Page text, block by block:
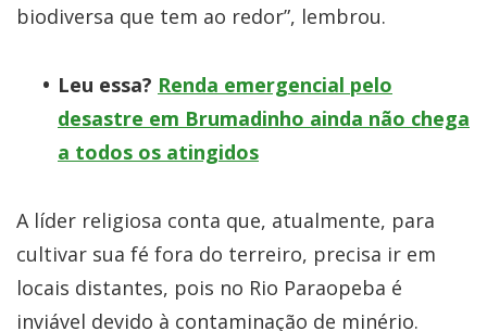
biodiversa que tem ao redor”, lembrou.
Leu essa? Renda emergencial pelo
desastre em Brumadinho ainda não chega
a todos os atingidos
A líder religiosa conta que, atualmente, para
cultivar sua fé fora do terreiro, precisa ir em
locais distantes, pois no Rio Paraopeba é
inviável devido à contaminação de minério.